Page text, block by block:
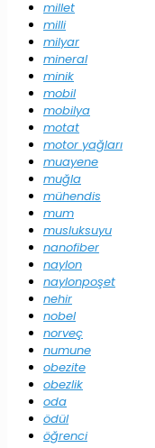
millet
milli
milyar
mineral
minik
mobil
mobilya
motat
motor yağları
muayene
muğla
mühendis
mum
musluksuyu
nanofiber
naylon
naylonpoşet
nehir
nobel
norveç
numune
obezite
obezlik
oda
ödül
öğrenci